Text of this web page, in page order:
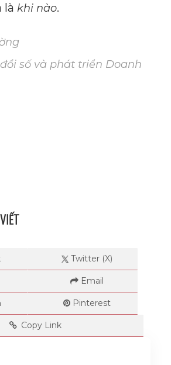
là khi nào.
số và phát triển Doanh
Twitter (X)
Email
Pinterest
Copy Link